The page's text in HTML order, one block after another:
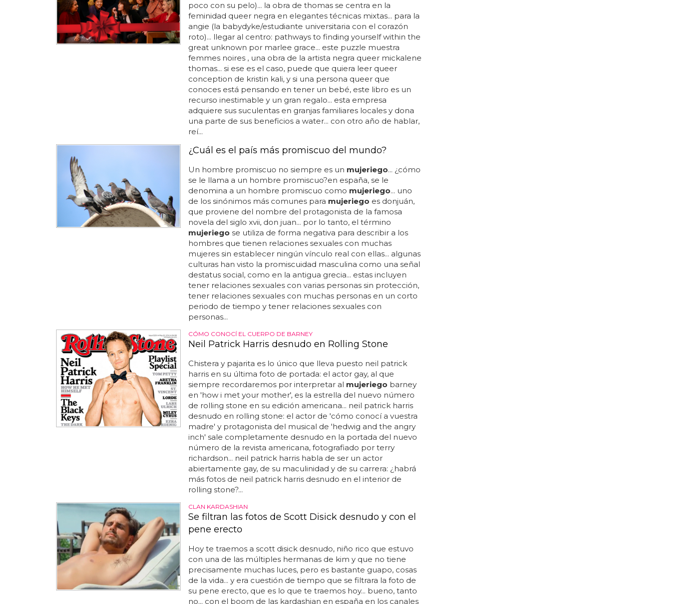
poco con su pelo)... la obra de thomas se centra en la
feminidad queer negra en elegantes técnicas mixtas... para la
angie (la babydyke/estudiante universitaria con el corazón
roto)... llegar al centro: pathways to finding yourself within the
great unknown por marlee grace... este puzzle muestra
femmes noires , una obra de la artista negra queer mickalene
thomas... si ese es el caso, puede que quiera leer queer
conception de kristin kali, y si una persona queer que
conoces está pensando en tener un bebé, este libro es un
recurso inestimable y un gran regalo... esta empresa
adquiere sus suculentas en granjas familiares locales y dona
una parte de sus beneficios a water... con otro año de hablar,
reí...
¿Cuál es el país más promiscuo del mundo?
Un hombre promiscuo no siempre es un mujeriego... ¿cómo
se le llama a un hombre promiscuo?en españa, se le
denomina a un hombre promiscuo como mujeriego... uno
de los sinónimos más comunes para mujeriego es donjuán,
que proviene del nombre del protagonista de la famosa
novela del siglo xvii, don juan... por lo tanto, el término
mujeriego se utiliza de forma negativa para describir a los
hombres que tienen relaciones sexuales con muchas
mujeres sin establecer ningún vínculo real con ellas... algunas
culturas han visto la promiscuidad masculina como una señal
destatus social, como en la antigua grecia... estas incluyen
tener relaciones sexuales con varias personas sin protección,
tener relaciones sexuales con muchas personas en un corto
periodo de tiempo y tener relaciones sexuales con
personas...
CÓMO CONOCÍ EL CUERPO DE BARNEY
Neil Patrick Harris desnudo en Rolling Stone
Chistera y pajarita es lo único que lleva puesto neil patrick
harris en su última foto de portada: el actor gay, al que
siempre recordaremos por interpretar al mujeriego barney
en 'how i met your mother', es la estrella del nuevo número
de rolling stone en su edición americana... neil patrick harris
desnudo en rolling stone: el actor de 'cómo conocí a vuestra
madre' y protagonista del musical de 'hedwig and the angry
inch' sale completamente desnudo en la portada del nuevo
número de la revista americana, fotografiado por terry
richardson... neil patrick harris habla de ser un actor
abiertamente gay, de su maculinidad y de su carrera: ¿habrá
más fotos de neil patrick harris desnudo en el interior de
rolling stone?...
CLAN KARDASHIAN
Se filtran las fotos de Scott Disick desnudo y con el
pene erecto
Hoy te traemos a scott disick desnudo, niño rico que estuvo
con una de las múltiples hermanas de kim y que no tiene
precisamente muchas luces, pero es bastante guapo, cosas
de la vida... y era cuestión de tiempo que se filtrara la foto de
su pene erecto, que es lo que te traemos hoy... bueno, tanto
no... con el boom de las kardashian en españa en los canales